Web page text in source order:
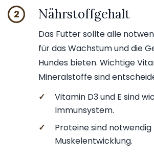
2 Nährstoffgehalt
Das Futter sollte alle
für das Wachstum und die
Hundes bieten. Wichtige
Mineralstoffe sind
✓
Vitamin D3 und E sind
Immunsystem.
✓
Proteine sind notwendig
Muskelentwicklung.